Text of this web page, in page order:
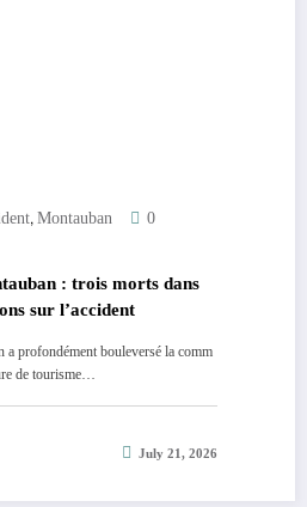
, Montauban
0
: trois morts dans
sur l’accident
profondément bouleversé la comm
de tourisme…
July 21, 2026